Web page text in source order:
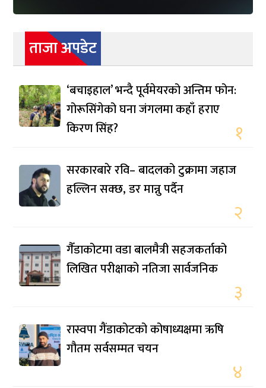
ताजा अपडेट
‘बचाइहाल’ भन्दै पूर्वमेयरको अन्तिम फोन:
गोरूसिंगेको घना जंगलमा कहाँ हराए
किरण सिंह?
१
सरकारबारे रवि– बादलको टुक्रामा जहाज
हल्लिन सक्छ, डर मान्नु पर्दैन
२
गैँडाकोटमा वडा बालमैत्री सहजकर्ताको
लिखित परीक्षाको नतिजा सार्वजनिक
३
रास्वपा गैंडाकोटको कोषाध्यक्षमा ऋषि
गौतम सर्वसम्मत चयन
४